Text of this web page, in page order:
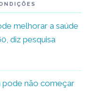
melhorar a saúde
diz pesquisa
pode não começar